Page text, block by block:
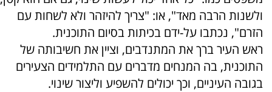
ולשנות הרבה מאד", או: "צריך להיזהר ולא לשחות עם
הזרם", נכתבו על-ידם בכיתות בסיום התוכנית.
ראש העיר ברך את המתנדבים, וציין את חשיבותה של
התוכנית, בה המנחים מדברים עם התלמידים הצעירים
בגובה העיניים, וכך יכולים להשפיע וליצור שינוי.